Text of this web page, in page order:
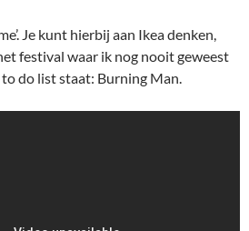
Je kunt hierbij aan Ikea denken,
festival waar ik nog nooit geweest
do list staat: Burning Man.